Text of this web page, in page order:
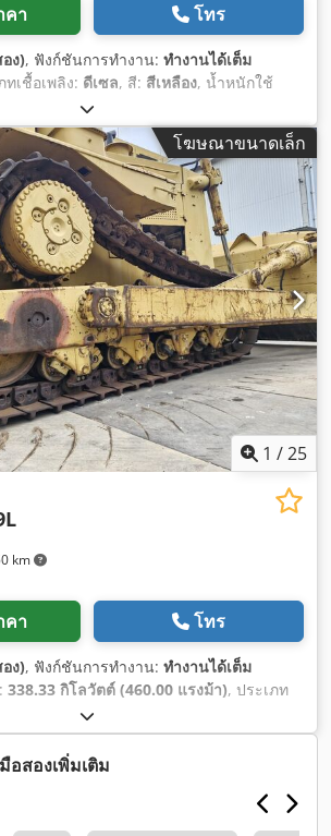
คา โทร
ง), ฟังก์ชันการทำงาน: ทำงานได้เต็ม
ทเชื้อเพลิง: ดีเซล, สี: สีเหลือง, น้ำหนักใช้
1, ปีที่ผลิต:
นะ:8CJ01246, อุปกรณ์:ห้องโดยสาร,
โฆษณาขนาดเล็ก
1 /25
km
คา โทร
ง), ฟังก์ชันการทำงาน: ทำงานได้เต็ม
338.33 กิโลวัตต์ (460.00 แรงม้า), ประเภท
, จำนวนที่นั่ง:
ครื่องจักร/ยานพาหนะ:14Y02161, อุปกรณ์:
ลิก,
อสองเพิ่มเติม